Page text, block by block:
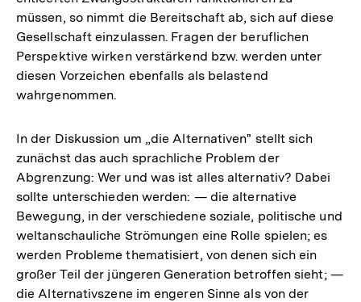
müssen, so nimmt die Bereitschaft ab, sich auf diese
Gesellschaft einzulassen. Fragen der beruflichen
Perspektive wirken verstärkend bzw. werden unter
diesen Vorzeichen ebenfalls als belastend
wahrgenommen.
In der Diskussion um „die Alternativen" stellt sich
zunächst das auch sprachliche Problem der
Abgrenzung: Wer und was ist alles alternativ? Dabei
sollte unterschieden werden: — die alternative
Bewegung, in der verschiedene soziale, politische und
weltanschauliche Strömungen eine Rolle spielen; es
werden Probleme thematisiert, von denen sich ein
großer Teil der jüngeren Generation betroffen sieht; —
die Alternativszene im engeren Sinne als von der